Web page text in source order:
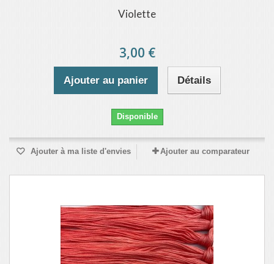
Violette
3,00 €
Ajouter au panier Détails
Disponible
Ajouter à ma liste d'envies Ajouter au comparateur